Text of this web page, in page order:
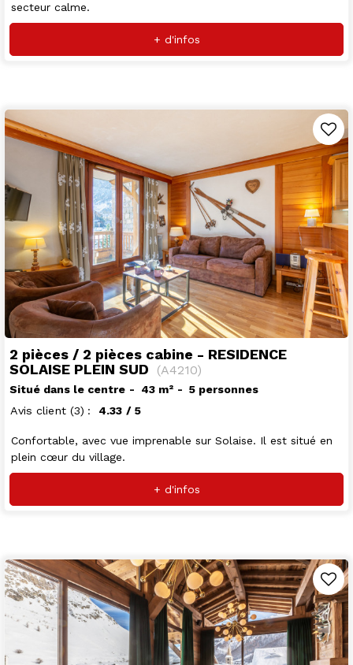
secteur calme.
+ d'infos
2 pièces / 2 pièces cabine - RESIDENCE
SOLAISE PLEIN SUD
(A4210)
Situé dans le centre 43 m²
5 personnes
Avis client (3) 4.33 / 5
Confortable, avec vue imprenable sur Solaise. Il est situé en
plein cœur du village.
+ d'infos